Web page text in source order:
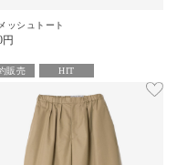
ッシュトート
円
販売 HIT